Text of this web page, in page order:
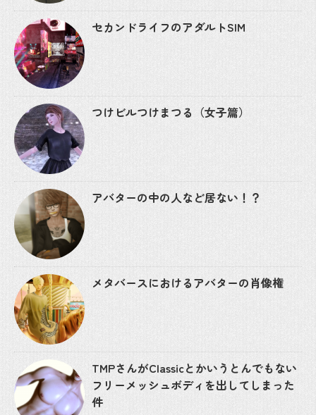
セカンドライフのアダルトSIM
つけビルつけまつる（女子篇）
アバターの中の人など居ない！？
メタバースにおけるアバターの肖像権
TMPさんがClassicとかいうとんでもない
フリーメッシュボディを出してしまった
件